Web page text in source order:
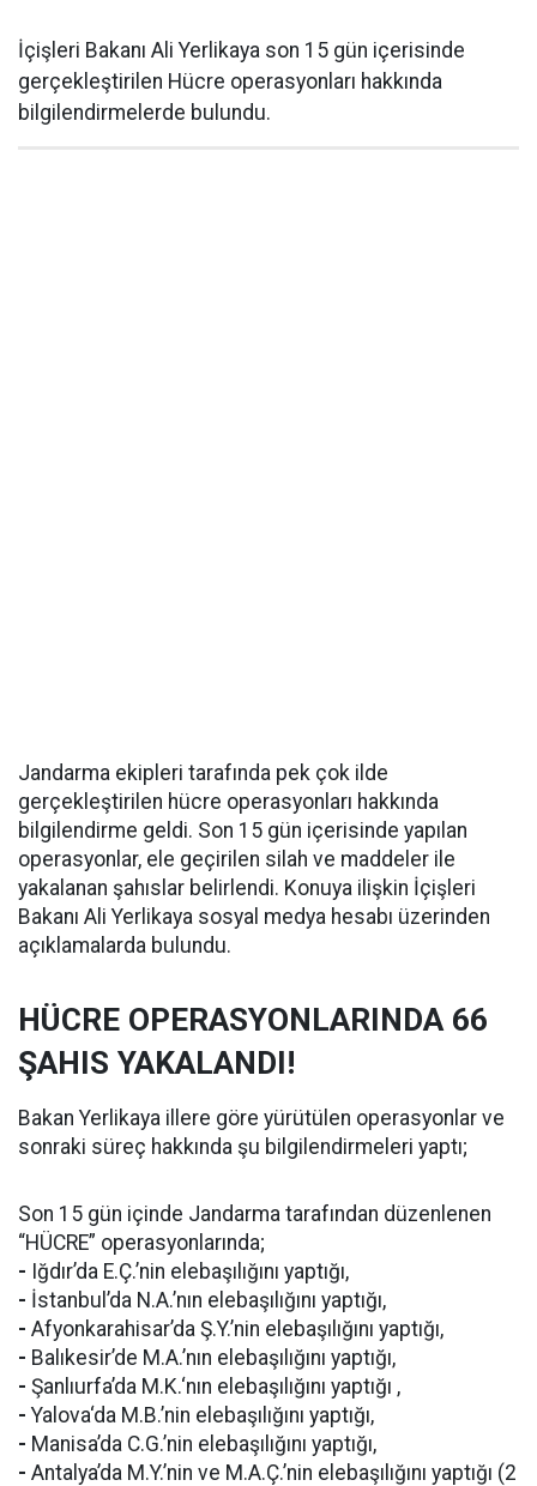
İçişleri Bakanı Ali Yerlikaya son 15 gün içerisinde
gerçekleştirilen Hücre operasyonları hakkında
bilgilendirmelerde bulundu.
Jandarma ekipleri tarafında pek çok ilde
gerçekleştirilen hücre operasyonları hakkında
bilgilendirme geldi. Son 15 gün içerisinde yapılan
operasyonlar, ele geçirilen silah ve maddeler ile
yakalanan şahıslar belirlendi. Konuya ilişkin İçişleri
Bakanı Ali Yerlikaya sosyal medya hesabı üzerinden
açıklamalarda bulundu.
HÜCRE OPERASYONLARINDA 66
ŞAHIS YAKALANDI!
Bakan Yerlikaya illere göre yürütülen operasyonlar ve
sonraki süreç hakkında şu bilgilendirmeleri yaptı;
Son 15 gün içinde Jandarma tarafından düzenlenen
“HÜCRE” operasyonlarında;
- Iğdır’da E.Ç.’nin elebaşılığını yaptığı,
- İstanbul’da N.A.’nın elebaşılığını yaptığı,
- Afyonkarahisar’da Ş.Y.’nin elebaşılığını yaptığı,
- Balıkesir’de M.A.’nın elebaşılığını yaptığı,
- Şanlıurfa’da M.K.‘nın elebaşılığını yaptığı ,
- Yalova‘da M.B.’nin elebaşılığını yaptığı,
- Manisa’da C.G.’nin elebaşılığını yaptığı,
- Antalya’da M.Y.’nin ve M.A.Ç.’nin elebaşılığını yaptığı (2